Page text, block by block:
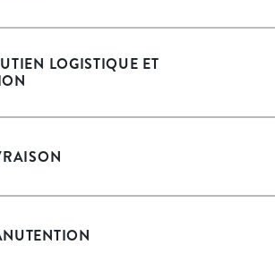
LOGISTIQUE ET